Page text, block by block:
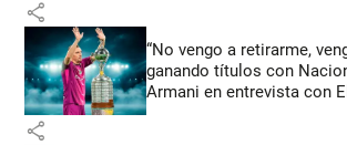
share
“No vengo a retirarme,
ganando títulos con
Armani en entrevista con
share